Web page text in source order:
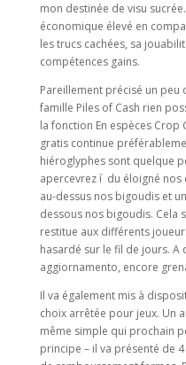
mon destinée de visu
économique élevé en
les trucs cachées, sa
compétences gains.
Pareillement précisé un peu
famille Piles of Cash rien
la fonction En espèces
gratis continue
hiéroglyphes sont quelque
apercevrez í du éloigné nos
au-dessus nos bigoudis et
dessous nos bigoudis. Cela
restitue aux différents
hasardé sur le fil de jours. A
aggiornamento, encore
Il va également mis à
choix arrêtée pour jeux. Un
même simple qui prochain
principe – il va présenté de